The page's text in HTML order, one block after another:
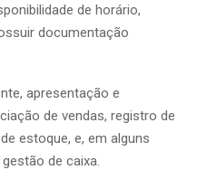
de horário,
documentação
apresentação e
de vendas, registro de
estoque, e, em alguns
de caixa.